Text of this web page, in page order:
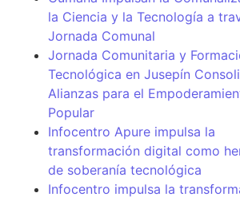
la Ciencia y la Tecnología a
Jornada Comunal
Jornada Comunitaria y
Tecnológica en Jusepín
Alianzas para el
Popular
Infocentro Apure impulsa la
transformación digital como
de soberanía tecnológica
Infocentro impulsa la